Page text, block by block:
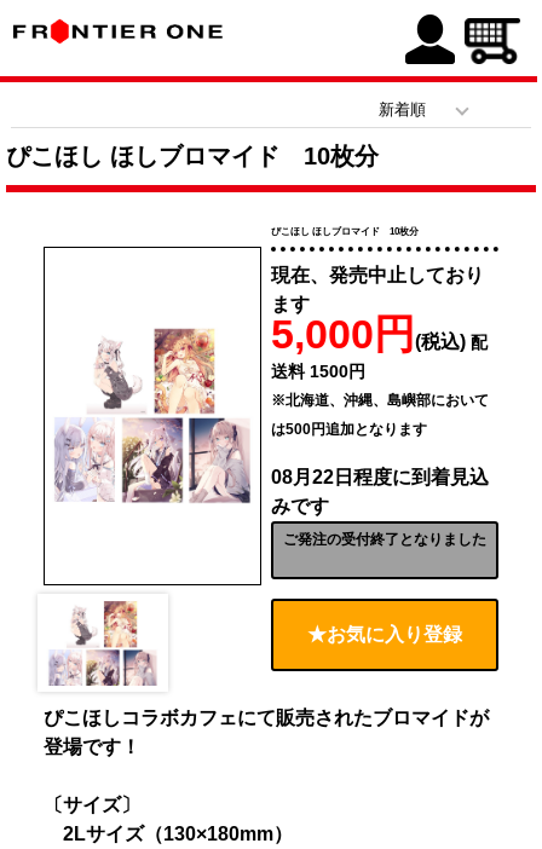
ぴこほし ほしブロマイド 10枚分
ぴこほし ほしブロマイド 10枚分
現在、発売中止しており
ます
5,000円 (税込) 配
送料 1500円
※北海道、沖縄、島嶼部において
は500円追加となります
08月22日程度に到着見込
みです
ご発注の受付終了となりました
★お気に入り登録
ぴこほしコラボカフェにて販売されたブロマイドが
登場です！
〔サイズ〕
2Lサイズ（130×180mm）